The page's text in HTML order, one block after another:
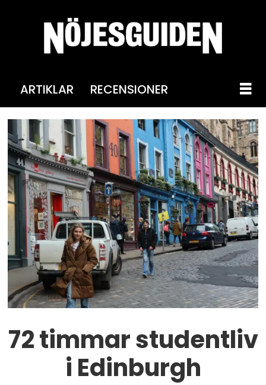
ARTIKLAR RECENSIONER
72 timmar studentliv
i Edinburgh